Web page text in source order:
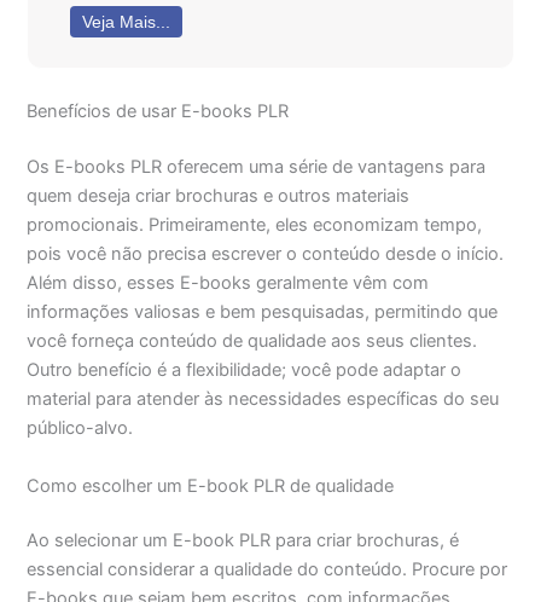
Veja Mais...
Benefícios de usar E-books PLR
Os E-books PLR oferecem uma série de vantagens para
quem deseja criar brochuras e outros materiais
promocionais. Primeiramente, eles economizam tempo,
pois você não precisa escrever o conteúdo desde o início.
Além disso, esses E-books geralmente vêm com
informações valiosas e bem pesquisadas, permitindo que
você forneça conteúdo de qualidade aos seus clientes.
Outro benefício é a flexibilidade; você pode adaptar o
material para atender às necessidades específicas do seu
público-alvo.
Como escolher um E-book PLR de qualidade
Ao selecionar um E-book PLR para criar brochuras, é
essencial considerar a qualidade do conteúdo. Procure por